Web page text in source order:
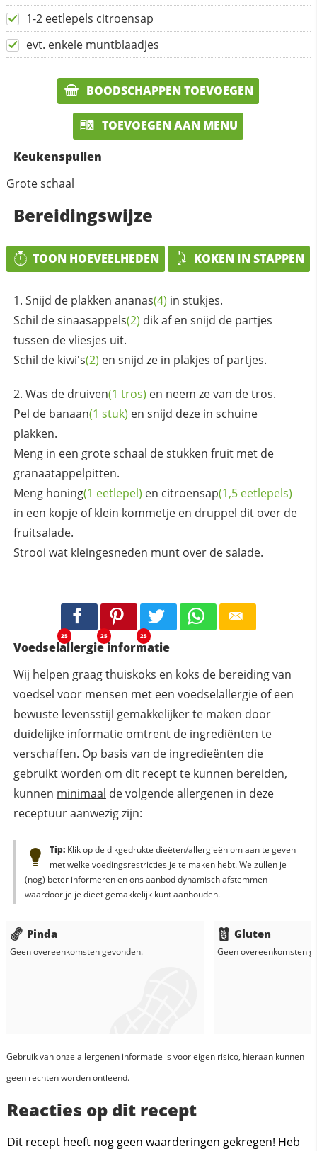
1-2 eetlepels citroensap
evt. enkele muntblaadjes
BOODSCHAPPEN TOEVOEGEN
TOEVOEGEN AAN MENU
Keukenspullen
Grote schaal
Bereidingswijze
TOON HOEVEELHEDEN KOKEN IN STAPPEN
Snijd de plakken ananas(4) in stukjes.
Schil desinaasappels(2) dik af en snijd de partjes
tussen de vliesjes uit.
Schil de kiwi's(2) en snijd ze in plakjes of partjes.
Was de druiven(1 tros) en neem ze van de tros.
Pel de banaan(1 stuk) en snijd deze in schuine
plakken.
Meng in een grote schaal de stukken fruit met de
granaatappelpitten.
Meng honing(1 eetlepel) en citroensap(1,5 eetlepels)
in een kopje of klein kommetje en druppel dit over de
fruitsalade.
Strooi wat kleingesneden munt over de salade.
25 25 25
Voedselallergie informatie
Wij helpen graag thuiskoks en koks de bereiding van
voedsel voor mensen met een voedselallergie of een
bewuste levensstijl gemakkelijker te maken door
duidelijke informatie omtrent de ingrediënten te
verschaffen. Op basis van de ingredieënten die
gebruikt worden om dit recept te kunnen bereiden,
kunnen minimaal de volgende allergenen in deze
receptuur aanwezig zijn:
Tip:Klik op de dikgedrukte dieëten/allergieën om aan te geven
met welke voedingsrestricties je te maken hebt. We zullen je
(nog) beter informeren en ons aanbod dynamisch afstemmen
waardoor je je dieët gemakkelijk kunt aanhouden.
Pinda
Geen overeenkomsten gevonden.
Gluten
Geen overeenkomsten
Gebruik van onze allergenen informatie is voor eigen risico, hieraan kunnen
geen rechten worden ontleend.
Reacties op dit recept
Dit recept heeft nog geen waarderingen gekregen! Heb